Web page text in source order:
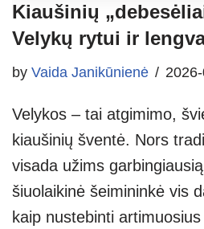
Kiaušinių
Velykų rytui ir
by Vaida Janikūnienė
Velykos – tai atgimimo,
kiaušinių šventė. Nors
visada užims
šiuolaikinė šeimininkė vis
kaip nustebinti